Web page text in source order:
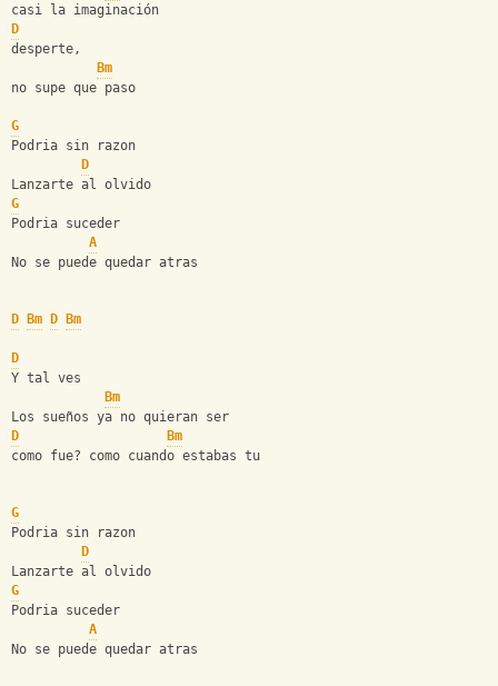
casi la imaginación
D
desperte,
Bm
no supe que paso
G
Podria sin razon
D
Lanzarte al olvido
G
Podria suceder
A
No se puede quedar atras
D Bm D Bm
D
Y tal ves
Bm
Los sueños ya no quieran ser
D
Bm
como fue? como cuando estabas tu
G
Podria sin razon
D
Lanzarte al olvido
G
Podria suceder
A
No se puede quedar atras